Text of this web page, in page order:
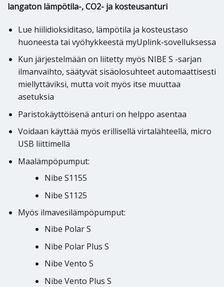
langaton lämpötila-, CO2- ja kosteusanturi
Lue hiilidioksiditaso, lämpötila ja kosteustaso
huoneesta tai vyöhykkeestä myUplink-sovelluksessa
Kun järjestelmään on liitetty myös NIBE S -sarjan
ilmanvaihto, säätyvät sisäolosuhteet automaattisesti
miellyttäviksi, mutta voit myös itse muuttaa
asetuksia
Paristokäyttöisenä anturi on helppo asentaa
Voidaan käyttää myös erillisellä virtalähteellä, micro
USB liittimellä
Maalämpöpumput:
Nibe S1155
Nibe S1125
Myös ilmavesilämpöpumput:
Nibe Polar S
Nibe Polar Plus S
Nibe Vento S
Nibe Vento Plus S